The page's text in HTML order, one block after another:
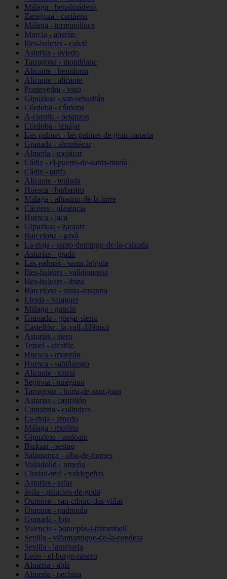
Málaga - benalmádena
Zaragoza - cariñena
Málaga - torremolinos
Murcia - abarán
Illes-balears - calvià
Asturias - oviedo
Tarragona - montblanc
Alicante - benidorm
Alicante - alicante
Pontevedra - vigo
Gipuzkoa - san-sebastián
Córdoba - córdoba
A-coruña - betanzos
Córdoba - iznájar
Las-palmas - las-palmas-de-gran-canaria
Granada - almuñécar
Almería - mojácar
Cádiz - el-puerto-de-santa-maría
Cádiz - tarifa
Alicante - teulada
Huesca - barbastro
Málaga - alhaurín-de-la-torre
Cáceres - plasencia
Huesca - jaca
Gipuzkoa - zarautz
Barcelona - gavà
La-rioja - santo-domingo-de-la-calzada
Asturias - grado
Las-palmas - santa-brígida
Illes-balears - valldemossa
Illes-balears - ibiza
Barcelona - santa-susanna
Lleida - balaguer
Málaga - gaucín
Granada - güejar-sierra
Castellón - la-vall-d39uixó
Asturias - siero
Teruel - alcañiz
Huesca - monzón
Huesca - sabiñánigo
Alicante - catral
Segovia - turégano
Tarragona - horta-de-sant-joan
Asturias - castrillón
Cantabria - colindres
La-rioja - arnedo
Málaga - mollina
Gipuzkoa - andoain
Bizkaia - sestao
Salamanca - alba-de-tormes
Valladolid - urueña
Ciudad-real - valdepeñas
Asturias - salas
ávila - palacios-de-goda
Ourense - san-cibrao-das-viñas
Ourense - padrenda
Granada - loja
Valencia - bonrepòs-i-mirambell
Sevilla - villamanrique-de-la-condesa
Sevilla - lantejuela
León - el-burgo-ranero
Almería - abla
Almería - pechina